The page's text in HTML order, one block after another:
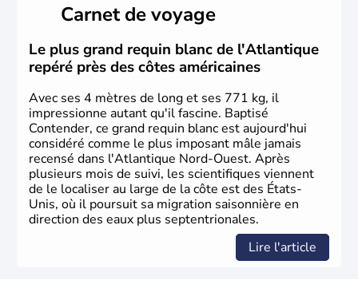
Plusieurs populations se sont succédées avant l'arrivée
des européens, suite à la découverte du continent par
Christophe Colomb en 1492. Les 13 colonies
britanniques proclament la Déclaration d'indépendance
en 1776 et adoptent leur première constitution en 1787.
La conquête de l'Ouest marque ensuite l'entrée dans une
phase de développement intense.
Carnet de voyage
Le plus grand requin blanc de l'Atlantique
repéré près des côtes américaines
Avec ses 4 mètres de long et ses 771 kg, il
impressionne autant qu'il fascine. Baptisé
Contender, ce grand requin blanc est aujourd'hui
considéré comme le plus imposant mâle jamais
recensé dans l'Atlantique Nord-Ouest. Après
plusieurs mois de suivi, les scientifiques viennent
de le localiser au large de la côte est des États-
Unis, où il poursuit sa migration saisonnière en
direction des eaux plus septentrionales.
Lire l'article